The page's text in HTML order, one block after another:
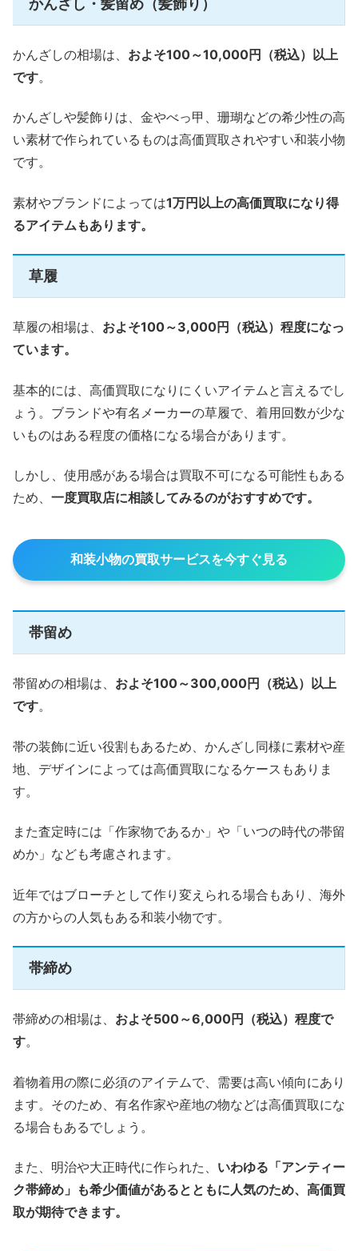
かんざしの相場は、 およそ100～10,000円（税込）以上
です。
かんざしや髪飾りは、金やべっ甲、珊瑚などの希少性の高
い素材で作られているものは高価買取されやすい和装小物
です。
素材やブランドによっては1万円以上の高価買取になり得
るアイテムもあります。
草履
草履の相場は、 およそ100～3,000円（税込）程度になっ
ています。
基本的には、高価買取になりにくいアイテムと言えるでし
ょう。ブランドや有名メーカーの草履で、着用回数が少な
いものはある程度の価格になる場合があります。
しかし、使用感がある場合は買取不可になる可能性もある
ため、 一度買取店に相談してみるのがおすすめです。
和装小物の買取サービスを今すぐ見る
帯留め
帯留めの相場は、 およそ100～300,000円（税込）以上
です。
帯の装飾に近い役割もあるため、かんざし同様に素材や産
地、デザインによっては高価買取になるケースもありま
す。
また査定時には「作家物であるか」や「いつの時代の帯留
めか」なども考慮されます。
近年ではブローチとして作り変えられる場合もあり、海外
の方からの人気もある和装小物です。
帯締め
帯締めの相場は、 およそ500～6,000円（税込）程度で
す。
着物着用の際に必須のアイテムで、需要は高い傾向にあり
ます。そのため、有名作家や産地の物などは高価買取にな
る場合もあるでしょう。
また、明治や大正時代に作られた、 いわゆる「アンティー
ク帯締め」も希少価値があるとともに人気のため、高価買
取が期待できます。